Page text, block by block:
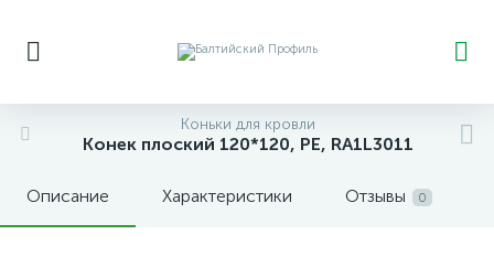
Коньки для кровли
Конек плоский 120*120, РЕ, RA1L3011
Описание Характеристики Отзывы 0